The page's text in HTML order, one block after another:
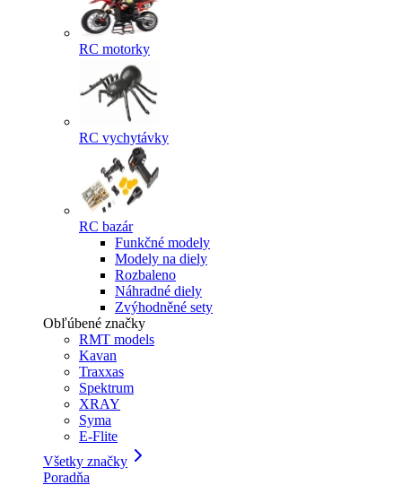
RC motorky
RC vychytávky
RC bazár
Funkčné modely
Modely na diely
Rozbaleno
Náhradné diely
Zvýhodněné sety
Obľúbené značky
RMT models
Kavan
Traxxas
Spektrum
XRAY
Syma
E-Flite
Všetky značky
Poradňa